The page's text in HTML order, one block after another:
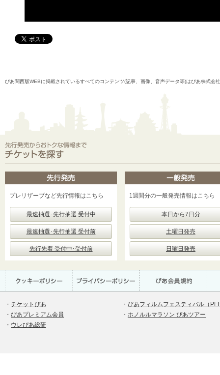
ぴあ関西版WEBに掲載されているすべてのコンテンツ(記事、画像、音声データ等)はぴあ株式会
プレリザーブなど先行情報はこちら
最速抽選･先行抽選 受付中
最速抽選･先行抽選 受付前
先行先着 受付中･受付前
1週間分の一般発売情報はこちら
本日から7日分
土曜日発売
日曜日発売
・ チケットぴあ
・ ぴあプレミアム会員
・ ウレぴあ総研
・ ぴあフィルムフェスティバル（
・ ホノルルマラソン ぴあツアー